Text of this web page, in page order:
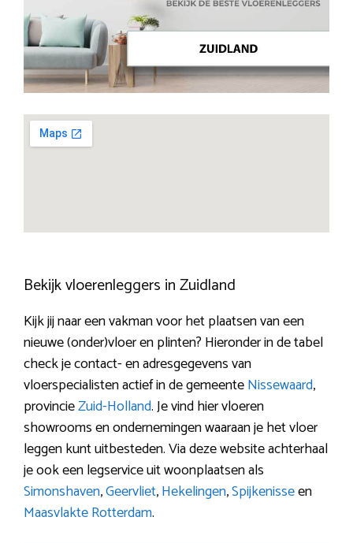
Bekijk vloerenleggers in Zuidland
Kijk jij naar een vakman voor het plaatsen van een
nieuwe (onder)vloer en plinten? Hieronder in de tabel
check je contact- en adresgegevens van
vloerspecialisten actief in de gemeenteNissewaard,
provincieZuid-Holland. Je vind hier vloeren
showrooms en ondernemingen waaraan je het vloer
leggen kunt uitbesteden. Via deze website achterhaal
je ook een legservice uit woonplaatsen als
Simonshaven,Geervliet,Hekelingen,Spijkenisseen
Maasvlakte Rotterdam.